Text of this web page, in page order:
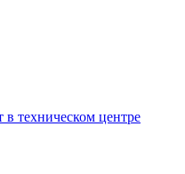
техническом центре